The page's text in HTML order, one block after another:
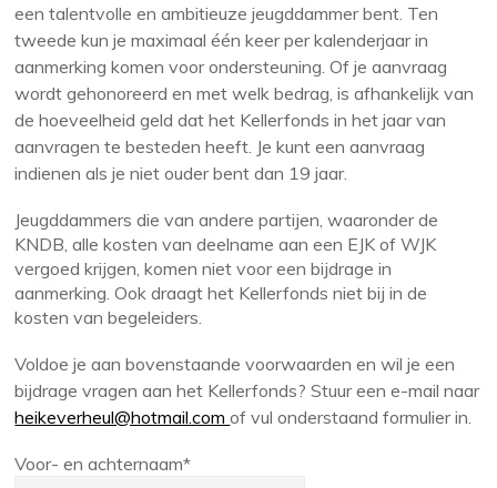
een talentvolle en ambitieuze jeugddammer bent. Ten
tweede kun je maximaal één keer per kalenderjaar in
aanmerking komen voor ondersteuning.Of je aanvraag
wordt gehonoreerd en met welk bedrag, is afhankelijk van
de hoeveelheid geld dat het Kellerfonds in het jaar van
aanvragen te besteden heeft. Je kunt een aanvraag
indienen als je niet ouder bent dan 19 jaar.
Jeugddammers die van andere partijen, waaronder de
KNDB, alle kosten van deelname aan een EJK of WJK
vergoed krijgen, komen niet voor een bijdrage in
aanmerking. Ook draagt het Kellerfonds niet bij in de
kosten van begeleiders.
Voldoe je aan bovenstaande voorwaarden en wil je een
bijdrage vragen aan het Kellerfonds? Stuur een e-mail naar
heikeverheul@hotmail.comof vul onderstaand formulier in.
Voor- en achternaam*